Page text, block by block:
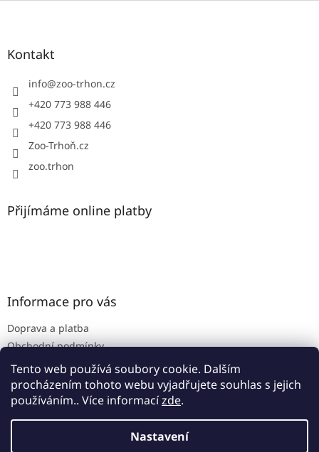
Tento web používá soubory cookie. Dalším
procházením tohoto webu vyjadřujete souhlas s jejich
používáním.. Více informacízde.
Nastavení
Z
Kontakt
info@zoo-trhon.cz
+420 773 988 446
+420 773 988 446
Zoo-Trhoň.cz
zoo.trhon
Přijímáme online platby
Informace pro vás
Doprava a platba
Obchodní podmínky
Podmínky ochrany osobních údajů